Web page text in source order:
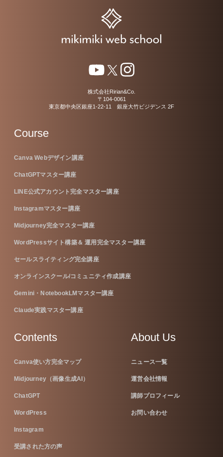
株式会社Ririan&Co.
〒104-0061
東京都中央区銀座1-22-11 銀座大竹ビジデンス 2F
Course
Canva Webデザイン講座
ChatGPTマスター講座
LINE公式アカウント完全マスター講座
Instagramマスター講座
Midjourney完全マスター講座
WordPressサイト構築＆ 運用完全マスター講座
セールスライティング完全講座
オンラインスクール/コミュニティ作成講座
Gemini・NotebookLMマスター講座
Claude実践マスター講座
Contents
Canva使い方完全マップ
Midjourney（画像生成AI）
ChatGPT
WordPress
Instagram
受講された方の声
About Us
ニュース一覧
運営会社情報
講師プロフィール
お問い合わせ